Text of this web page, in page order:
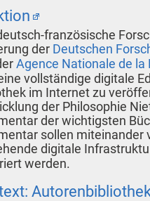
französische
der Deutschen
Agence Nationale de la
vollständige digitale
im Internet zu
der Philosophie
der wichtigsten
sollen miteinander
digitale
werden.